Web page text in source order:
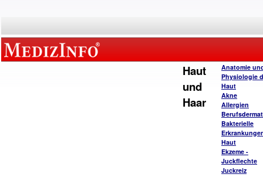
Haut
und
Haar
Anatomie
Physiologie
Haut
Akne
Allergien
Bakterielle
Haut
Ekzeme -
Juckflechte
Juckreiz